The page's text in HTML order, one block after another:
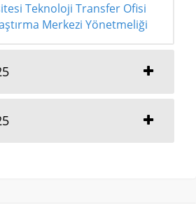
Teknoloji Transfer Ofisi
Merkezi Yönetmeliği